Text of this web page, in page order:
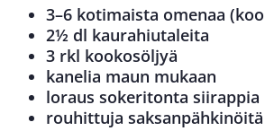
3–6 kotimaista omenaa
2½ dl kaurahiutaleita
3 rkl kookosöljyä
kanelia maun mukaan
loraus sokeritonta siirappia
rouhittuja saksanpähkinöitä